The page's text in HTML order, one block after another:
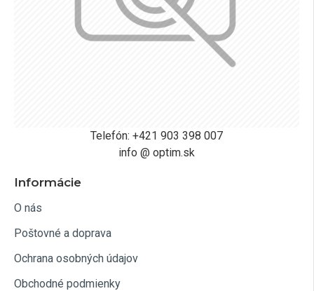
Telefón: +421 903 398 007
info @ optim.sk
Informácie
O nás
Poštovné a doprava
Ochrana osobných údajov
Obchodné podmienky